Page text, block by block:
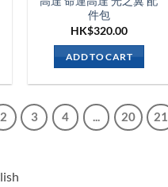
件包
HK$320.00
ADD TO CART
2 3 4 ... 20 21